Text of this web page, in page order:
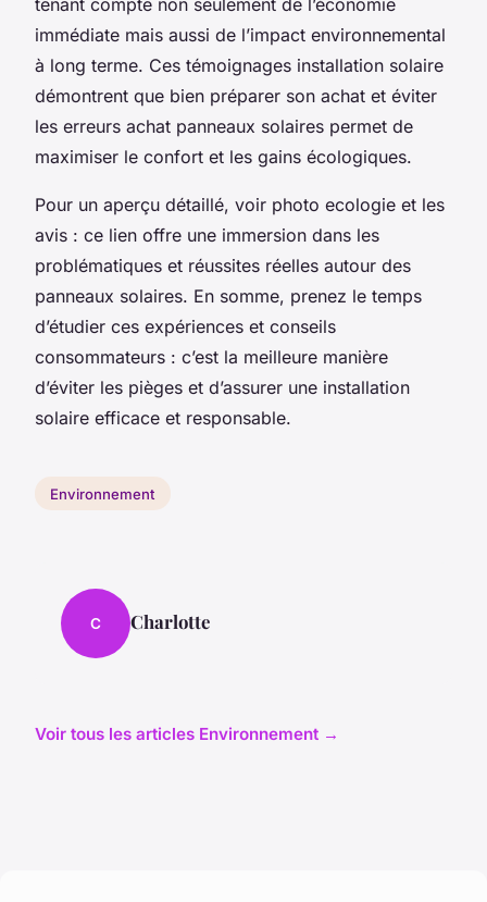
immédiate mais aussi de l’impact environnemental
à long terme. Ces témoignages installation solaire
démontrent que bien préparer son achat et éviter
les erreurs achat panneaux solaires permet de
maximiser le confort et les gains écologiques.
Pour un aperçu détaillé, voir photo ecologie et les
avis : ce lien offre une immersion dans les
problématiques et réussites réelles autour des
panneaux solaires. En somme, prenez le temps
d’étudier ces expériences et conseils
consommateurs : c’est la meilleure manière
d’éviter les pièges et d’assurer une installation
solaire efficace et responsable.
Environnement
C Charlotte
Voir tous les articles Environnement →